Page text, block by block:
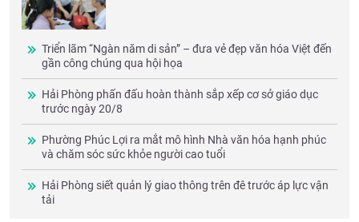
Triển lãm “Ngàn năm di sản” – đưa vẻ đẹp văn hóa Việt đến
gần công chúng qua hội họa
Hải Phòng phấn đấu hoàn thành sắp xếp cơ sở giáo dục
trước ngày 20/8
Phường Phúc Lợi ra mắt mô hình Nhà văn hóa hạnh phúc
và chăm sóc sức khỏe người cao tuổi
Hải Phòng siết quản lý giao thông trên đê trước áp lực vận
tải